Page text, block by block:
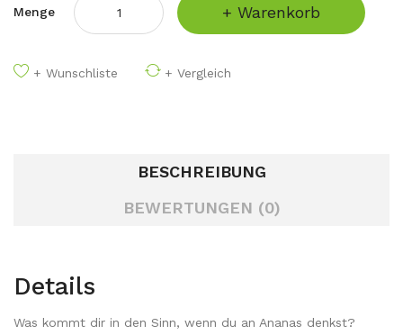
Menge + Warenkorb
+ Wunschliste + Vergleich
BESCHREIBUNG
BEWERTUNGEN (0)
Details
Was kommt dir in den Sinn, wenn du an Ananas denkst?